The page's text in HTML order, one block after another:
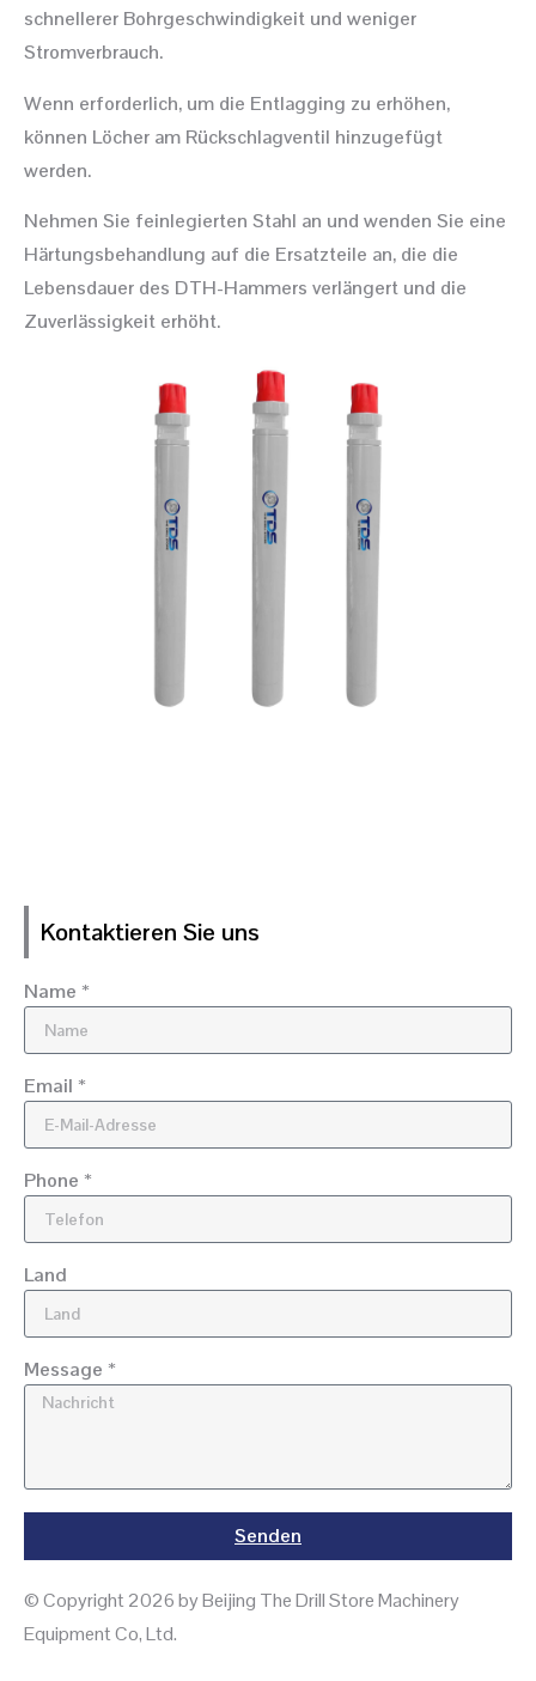
schnellerer Bohrgeschwindigkeit und weniger
Stromverbrauch.
Wenn erforderlich, um die Entlagging zu erhöhen,
können Löcher am Rückschlagventil hinzugefügt
werden.
Nehmen Sie feinlegierten Stahl an und wenden Sie eine
Härtungsbehandlung auf die Ersatzteile an, die die
Lebensdauer des DTH-Hammers verlängert und die
Zuverlässigkeit erhöht.
Kontaktieren Sie uns
Name *
Email *
Phone *
Land
Message *
Senden
© Copyright 2026 by Beijing The Drill Store Machinery
Equipment Co, Ltd.